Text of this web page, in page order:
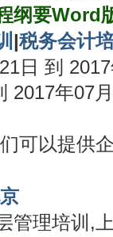
纲要Word
|税务会计
日 到
2017年07
可以提供
管理培训,